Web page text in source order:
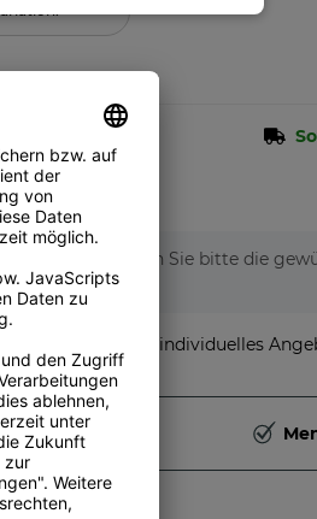
Wählen Sie bitte die
stellen und individuelles
in Deutschland